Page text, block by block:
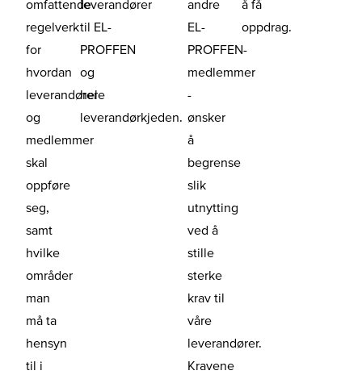
omfattende
regelverk
for
hvordan
leverandører
og
medlemmer
skal
oppføre
seg,
samt
hvilke
områder
man
må ta
hensyn
til i
leverandører
til EL-
PROFFEN
og
hele
leverandørkjeden.
andre
EL-
PROFFEN-
medlemmer
-
ønsker
å
begrense
slik
utnytting
ved å
stille
sterke
krav til
våre
leverandører.
Kravene
å få
oppdrag.